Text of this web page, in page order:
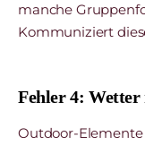
manche
Kommuniziert
Fehler 4:
Outdoor-